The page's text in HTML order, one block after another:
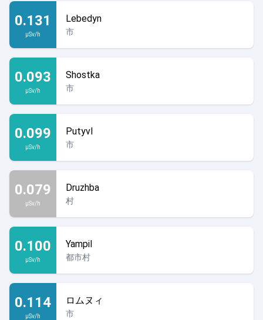
0.131
µSv/h
Lebedyn
市
0.093
µSv/h
Shostka
市
0.099
µSv/h
Putyvl
市
0.079
µSv/h
Druzhba
村
0.100
µSv/h
Yampil
都市村
0.114
µSv/h
ロムヌィ
市